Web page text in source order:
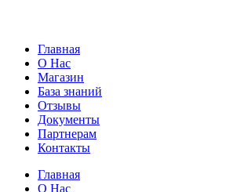
Главная
О Нас
Магазин
База знаний
Отзывы
Документы
Партнерам
Контакты
Главная
О Нас